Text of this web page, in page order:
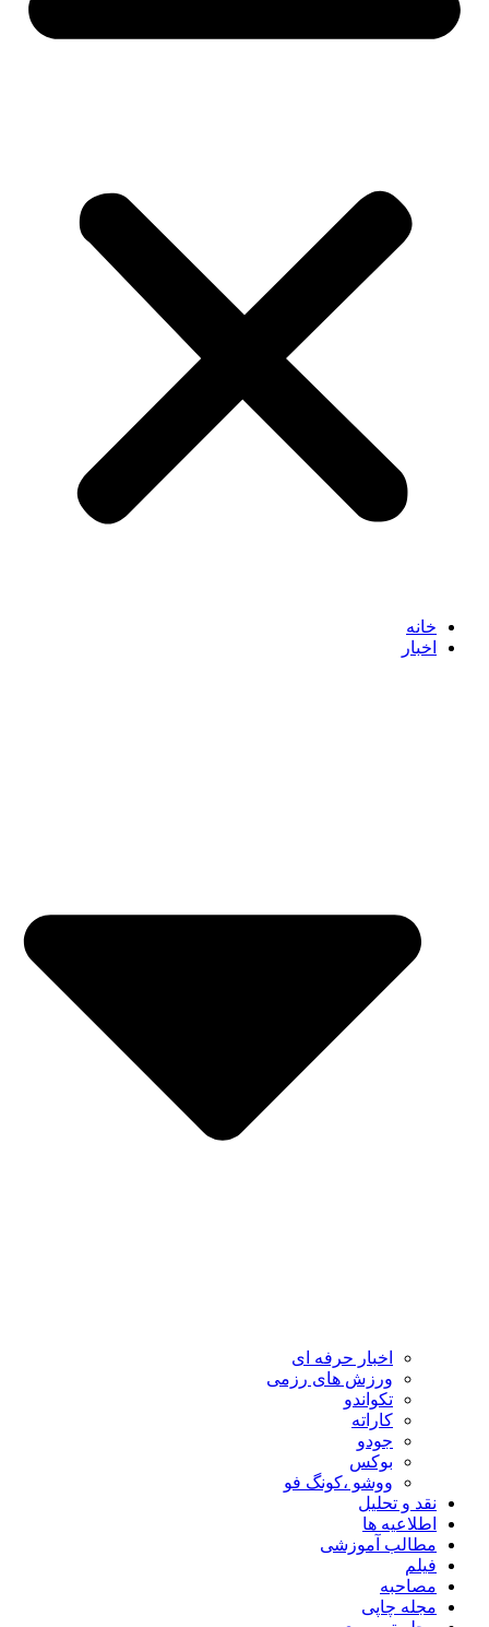
خانه
اخبار
اخبار حرفه ای
ورزش های رزمی
تکواندو
کاراته
جودو
بوکس
ووشو ،کونگ فو
نقد و تحلیل
اطلاعیه ها
مطالب آموزشی
فیلم
مصاحبه
مجله چاپی